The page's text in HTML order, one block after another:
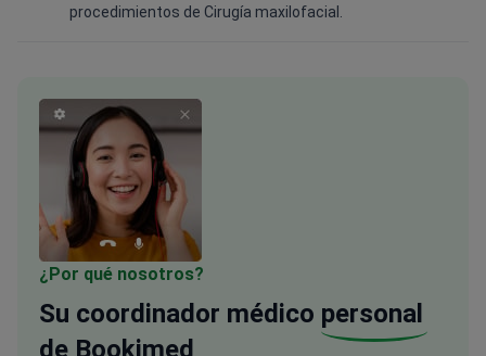
procedimientos de Cirugía maxilofacial.
¿Por qué nosotros?
Su coordinador médico personal
de Bookimed